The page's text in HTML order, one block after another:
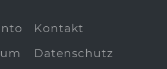
Kontakt
Datenschutz